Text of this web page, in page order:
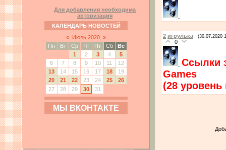
Для добавления необходима
авторизация
КАЛЕНДАРЬ НОВОСТЕЙ
«
Июль 2020 »
Пн
Вт Ср Чт Пт Сб
Вс
1
2 3 4
5
6
7 8 9 10 11
12
13
14 15 16 17 18
19
20
21 22 23 24 25
26
27
28 29 30 31
МЫ ВКОНТАКТЕ
2 игрулька (30.07.2020
0
Ссылки
Games
(28 уровень